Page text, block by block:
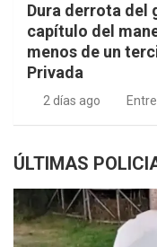
Dura derrota del
capítulo del
menos de un
Privada
2 días ago
ÚLTIMAS